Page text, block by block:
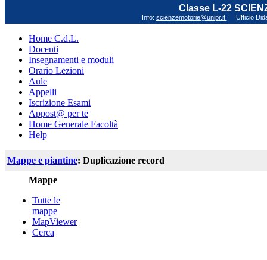
Classe L-22
Info: scienzemotorie@unipr.it Ufficio
Home C.d.L.
Docenti
Insegnamenti e moduli
Orario Lezioni
Aule
Appelli
Iscrizione Esami
Appost@ per te
Home Generale Facoltà
Help
Mappe e piantine: Duplicazione record
Mappe
Tutte le
mappe
MapViewer
Cerca